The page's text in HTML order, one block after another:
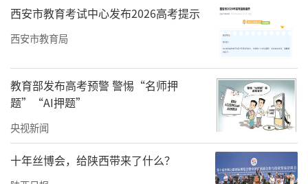
西安市教育考试中心发布2026高考提示
西安市教育局
教育部发布高考预警 警惕“名师押
题”“AI押题”
央视新闻
十年丝博会，给陕西带来了什么？